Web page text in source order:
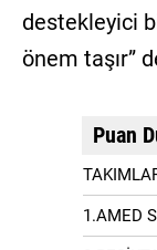
destekleyici
önem taşır”
Puan
1.AMED